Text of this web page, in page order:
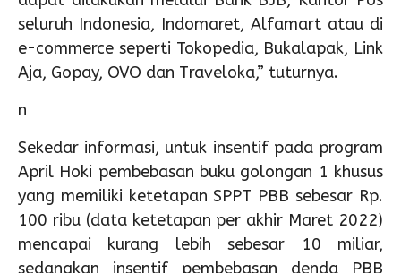
seluruh Indonesia, Indomaret, Alfamart atau di
e-commerce seperti Tokopedia, Bukalapak, Link
Aja, Gopay, OVO dan Traveloka,” tuturnya.
n
Sekedar informasi, untuk insentif pada program
April Hoki pembebasan buku golongan 1 khusus
yang memiliki ketetapan SPPT PBB sebesar Rp.
100 ribu (data ketetapan per akhir Maret 2022)
mencapai kurang lebih sebesar 10 miliar,
sedangkan insentif pembebasan denda PBB